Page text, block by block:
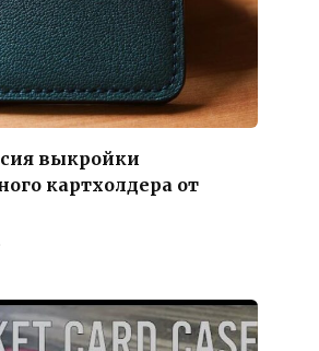
выкройки
картхолдера от